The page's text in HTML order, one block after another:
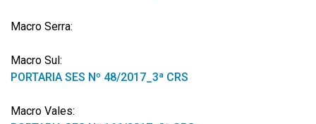
Macro Serra:
Macro Sul:
PORTARIA SES Nº 48/2017_3ª CRS
Macro Vales: